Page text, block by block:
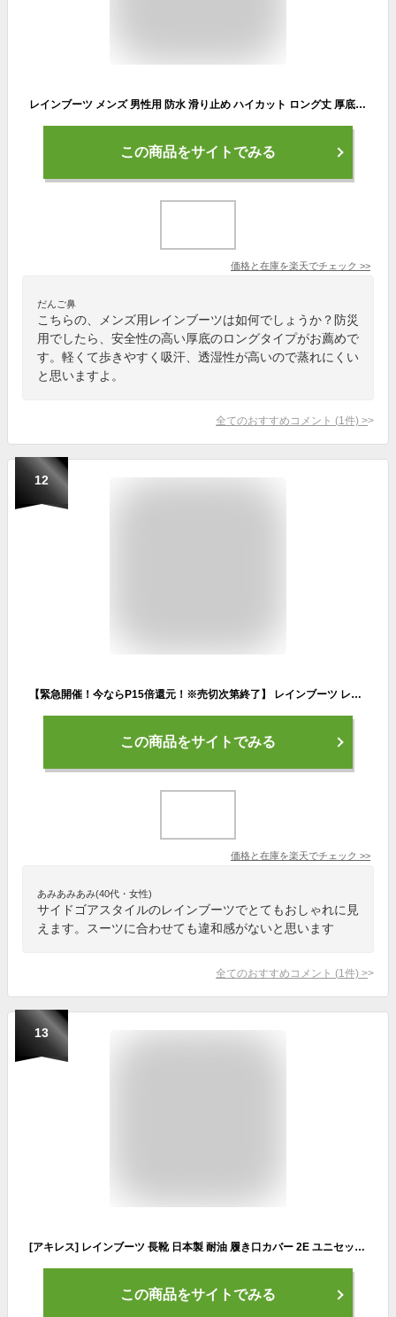
レインブーツ メンズ 男性用 防水 滑り止め ハイカット ロング丈 厚底 ゴム底 PVC素材 快適 履き心地良い 耐摩耗 透湿 吸汗性 保温性 裏地付き 雨の日 梅雨 釣り アウトドア 作業用 オールシーズン対応 ブラック 黒
この商品をサイトでみる
価格と在庫を楽天でチェック >>
だんご鼻
こちらの、メンズ用レインブーツは如何でしょうか？防災
用でしたら、安全性の高い厚底のロングタイプがお薦めで
す。軽くて歩きやすく吸汗、透湿性が高いので蒸れにくい
と思いますよ。
全てのおすすめコメント (1 件) >
12
【緊急開催！今ならP15倍還元！※売切次第終了】 レインブーツ レインシューズ レディース 長靴 靴 メンズ ショート オシャレ ミドル丈 軽量 歩きやすい 雪 滑らない ラウンドトゥ 雨靴 完全防水 サイドゴアブーツ 防水 歩きやすい 釣り 防水ブーツ 作業 滑りにくい
この商品をサイトでみる
価格と在庫を楽天でチェック >>
あみあみあみ(40代・女性)
サイドゴアスタイルのレインブーツでとてもおしゃれに見
えます。スーツに合わせても違和感がないと思います
全てのおすすめコメント (1 件) >
13
[アキレス] レインブーツ 長靴 日本製 耐油 履き口カバー 2E ユニセックス OGB 0025 ネイビー 26.0 cm
この商品をサイトでみる